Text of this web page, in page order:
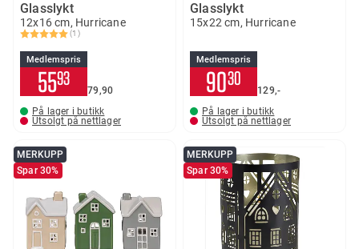
Glasslykt
12x16 cm, Hurricane
Karakter:
(1)
5.0 av 5 mulige
Medlemspris
5593
79 90
På lager i butikk
Utsolgt på nettlager
Glasslykt
15x22 cm, Hurricane
Medlemspris
9030
129,-
På lager i butikk
Utsolgt på nettlager
MERKUPP
Spar 30%
MERKUPP
Spar 30%